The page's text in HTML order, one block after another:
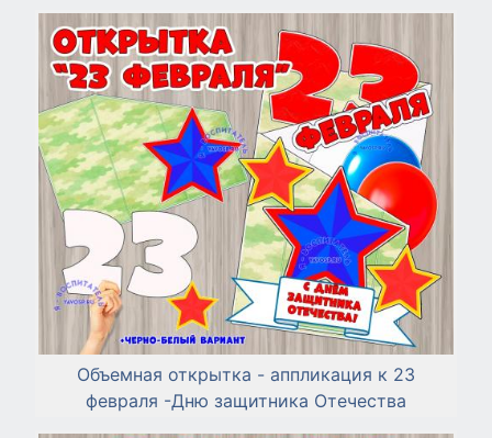
Объемная открытка - аппликация к 23
февраля -Дню защитника Отечества